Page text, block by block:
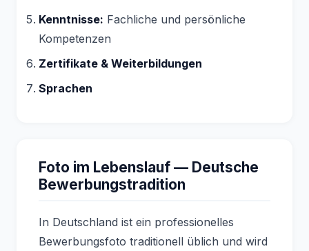
Kenntnisse: Fachliche und persönliche
Kompetenzen
Zertifikate & Weiterbildungen
Sprachen
Foto im Lebenslauf — Deutsche
Bewerbungstradition
In Deutschland ist ein professionelles
Bewerbungsfoto traditionell üblich und wird